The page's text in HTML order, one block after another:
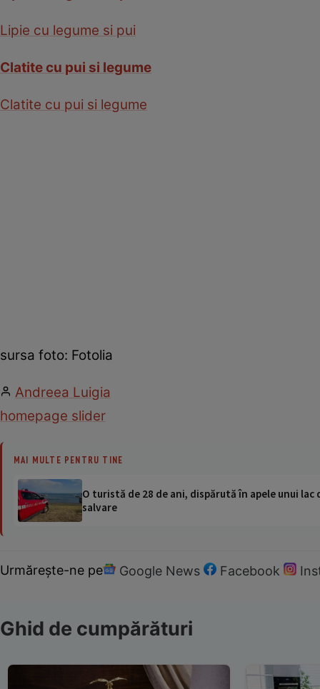
Lipie cu legume si pui
Clatite cu pui si legume
Clatite cu pui si legume
sursa foto: Fotolia
Andreea Luigia
homepage slider
MAI MULTE PENTRU TINE
O turistă de 28 de ani, dispărută în apele unui
salvare
Urmărește-ne pe Google News Facebook
Ghid de cumpărături